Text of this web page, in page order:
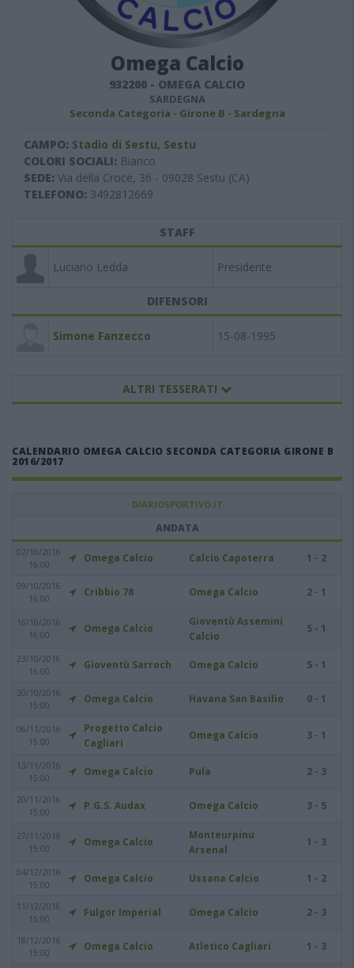
Omega Calcio
932200 - OMEGA CALCIO
SARDEGNA
Seconda Categoria - Girone B - Sardegna
CAMPO: Stadio di Sestu, Sestu
COLORI SOCIALI: Bianco
SEDE: Via della Croce, 36 - 09028 Sestu (CA)
TELEFONO: 3492812669
STAFF
Luciano Ledda Presidente
DIFENSORI
Simone Fanzecco 15-08-1995
ALTRI TESSERATI
CALENDARIO OMEGA CALCIO SECONDA CATEGORIA GIRONE B
2016/2017
DIARIOSPORTIVO.IT
ANDATA
02/10/2016
16:00
Omega Calcio Calcio Capoterra 1 - 2
09/10/2016
16:00
Cribbio 78 Omega Calcio 2 - 1
16/10/2016
16:00
Omega Calcio
Gioventù Assemini
Calcio
5 - 1
23/10/2016
16:00
Gioventù Sarroch Omega Calcio 5 - 1
30/10/2016
15:00
Omega Calcio Havana San Basilio 0 - 1
06/11/2016
15:00
Progetto Calcio
Cagliari
Omega Calcio 3 - 1
13/11/2016
15:00
Omega Calcio Pula 2 - 3
20/11/2016
15:00
P.G.S. Audax Omega Calcio 3 - 5
27/11/2016
15:00
Omega Calcio
Monteurpinu
Arsenal
1 - 3
04/12/2016
15:00
Omega Calcio Ussana Calcio 1 - 2
11/12/2016
15:00
Fulgor Imperial Omega Calcio 2 - 3
18/12/2016
15:00
Omega Calcio Atletico Cagliari 1 - 3